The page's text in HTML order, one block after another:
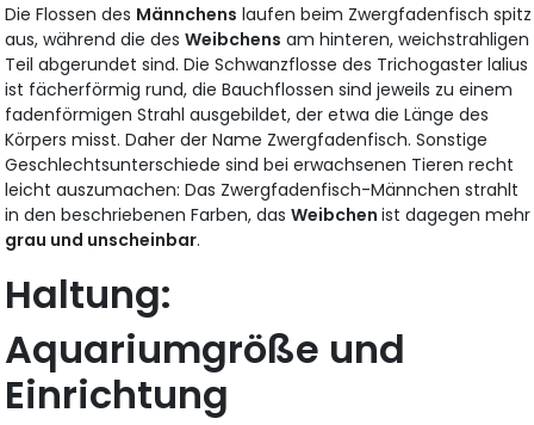
Die Flossen des Männchens laufen beim Zwergfadenfisch spitz
aus, während die desWeibchens am hinteren, weichstrahligen
Teil abgerundet sind. Die Schwanzflosse des Trichogaster lalius
ist fächerförmig rund, die Bauchflossen sind jeweils zu einem
fadenförmigen Strahl ausgebildet, der etwa die Länge des
Körpers misst. Daher der Name Zwergfadenfisch. Sonstige
Geschlechtsunterschiede sind bei erwachsenen Tieren recht
leicht auszumachen: Das Zwergfadenfisch-Männchen strahlt
in den beschriebenen Farben, dasWeibchenist dagegen mehr
grau und unscheinbar.
Haltung:
Aquariumgröße und
Einrichtung